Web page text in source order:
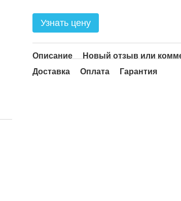
Узнать цену
Описание
Новый отзыв или
Доставка
Оплата Гарантия